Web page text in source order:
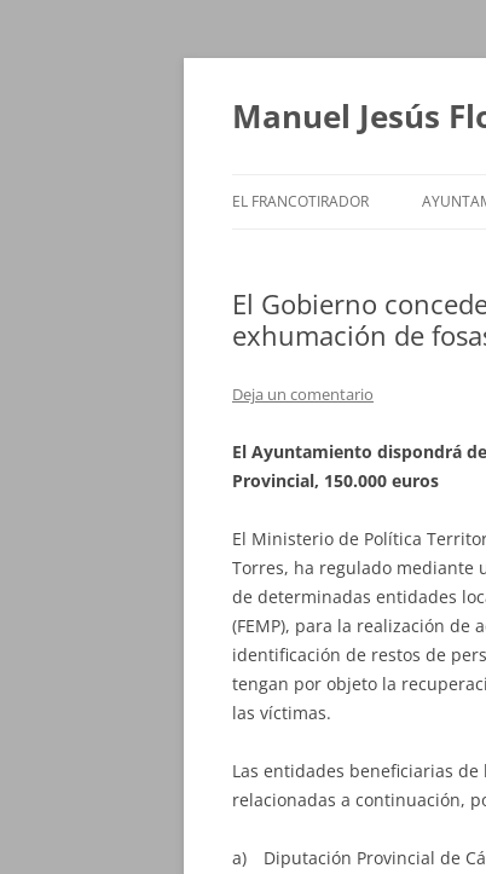
Saltar
Manuel Jesús
EL FRANCOTIRADOR
El Gobierno
exhumación de
Deja un comentario
El Ayuntamiento dispondrá
Provincial, 150.000 euros
El Ministerio de Política
Torres, ha regulado mediante
de determinadas entidades
(FEMP), para la realización de
identificación de restos de
tengan por objeto la
las víctimas.
Las entidades beneficiarias
relacionadas a continuación,
a) Diputación Provincial de